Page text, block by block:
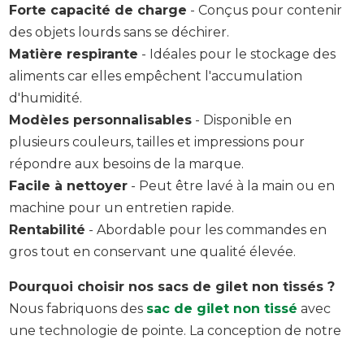
Forte capacité de charge - Conçus pour contenir
des objets lourds sans se déchirer.
Matière respirante - Idéales pour le stockage des
aliments car elles empêchent l'accumulation
d'humidité.
Modèles personnalisables - Disponible en
plusieurs couleurs, tailles et impressions pour
répondre aux besoins de la marque.
Facile à nettoyer - Peut être lavé à la main ou en
machine pour un entretien rapide.
Rentabilité - Abordable pour les commandes en
gros tout en conservant une qualité élevée.
Pourquoi choisir nos sacs de gilet non tissés ?
Nous fabriquons des sac de gilet non tissé avec
une technologie de pointe. La conception de notre